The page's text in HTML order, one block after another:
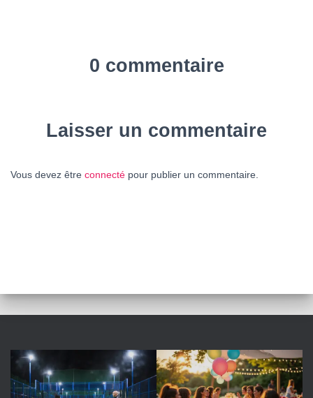
0 commentaire
Laisser un commentaire
Vous devez être connecté pour publier un commentaire.